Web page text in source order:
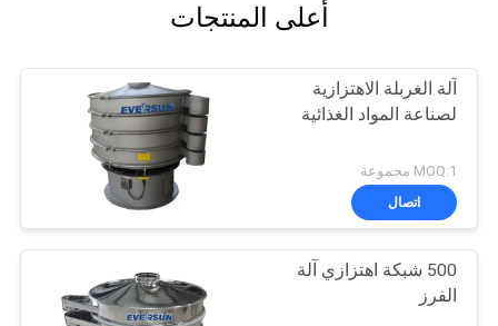
أعلى المنتجات
آلة الغربلة الاهتزازية
لصناعة المواد الغذائية
MOQ:1 مجموعة
اتصال
500 شبكة اهتزازي آلة
الفرز